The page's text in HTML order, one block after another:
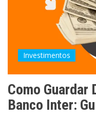
Investimentos
Como Guardar
Banco Inter: